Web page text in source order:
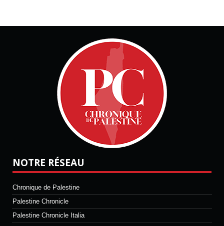
NOTRE RÉSEAU
Chronique de Palestine
Palestine Chronicle
Palestine Chronicle Italia